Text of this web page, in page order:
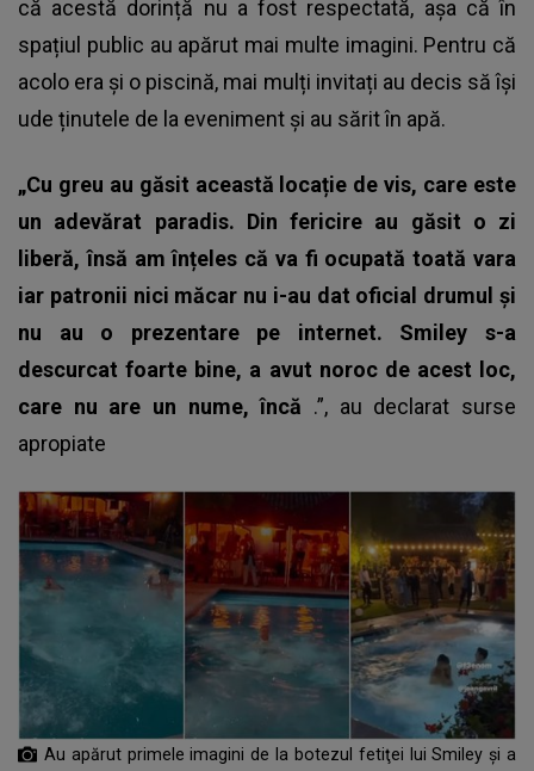
că acestă dorință nu a fost respectată, așa că în
spațiul public au apărut mai multe imagini. Pentru că
acolo era și o piscină, mai mulți invitați au decis să își
ude ținutele de la eveniment și au sărit în apă.
„Cu greu au găsit această locație de vis, care este
un adevărat paradis. Din fericire au găsit o zi
liberă, însă am înțeles că va fi ocupată toată vara
iar patronii nici măcar nu i-au dat oficial drumul și
nu au o prezentare pe internet. Smiley s-a
descurcat foarte bine, a avut noroc de acest loc,
care nu are un nume, încă .”, au declarat surse
apropiate
Au apărut primele imagini de la botezul fetiţei lui Smiley şi a